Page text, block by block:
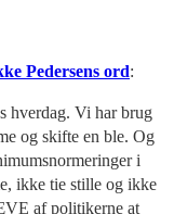
Pedersens ord:
hverdag. Vi har brug
og skifte en ble. Og
i
ikke tie stille og ikke
af politikerne at